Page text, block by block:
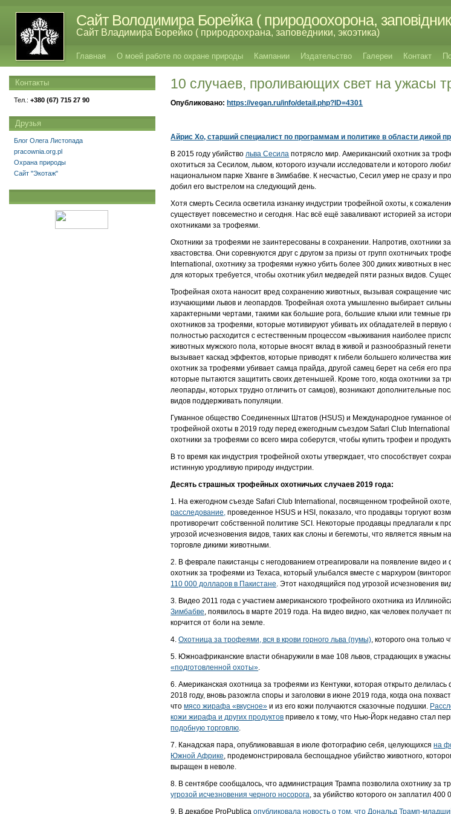
Сайт Володимира Борейка ( природоохорона,
Сайт Владимира Борейко ( природоохрана, заповедники, экоэтика)
Главная О моей работе по охране природы Кампании Издательство Галереи Контакт
10 случаев, проливающих свет на ужасы
Опубликовано: https://vegan.ru/info/detail.php?ID=4301
Айрис Хо, старший специалист по программам и политике в области дикой
В 2015 году убийствольва Сесила потрясло мир. Американский охотник за
охотиться за Сесилом, львом, которого изучали исследователи и которого
национальном парке Хванге в Зимбабве. К несчастью, Сесил умер не сразу и
добил его выстрелом на следующий день.
Хотя смерть Сесила осветила изнанку индустрии трофейной охоты, к
существует повсеместно и сегодня. Нас всё ещё заваливают историей за
охотниками за трофеями.
Охотники за трофеями не заинтересованы в сохранении. Напротив, охотники
хвастовства. Они соревнуются друг с другом за призы от групп охотничьих
International, охотнику за трофеями нужно убить более 300 диких животных в
для которых требуется, чтобы охотник убил медведей пяти разных видов.
Трофейная охота наносит вред сохранению животных, вызывая сокращение
изучающими львов и леопардов. Трофейная охота умышленно выбирает
характерными чертами, такими как большие рога, большие клыки или темные
охотников за трофеями, которые мотивируют убивать их обладателей в
полностью расходится с естественным процессом «выживания наиболее
животных мужского пола, которые вносят вклад в живой и разнообразный
вызывает каскад эффектов, которые приводят к гибели большего количества
охотник за трофеями убивает самца прайда, другой самец берет на себя его
которые пытаются защитить своих детенышей. Кроме того, когда охотники за
леопарды, которых трудно отличить от самцов), возникают дополнительные
видов поддерживать популяции.
Гуманное общество Соединенных Штатов (HSUS) и Международное гуманное
трофейной охоты в 2019 году перед ежегодным съездом Safari Club
охотники за трофеями со всего мира соберутся, чтобы купить трофеи и
В то время как индустрия трофейной охоты утверждает, что способствует
истинную уродливую природу индустрии.
Десять страшных трофейных охотничьих случаев 2019 года:
1. На ежегодном съезде Safari Club International, посвященном трофейной
расследование, проведенное HSUS и HSI, показало, что продавцы торгуют
противоречит собственной политике SCI. Некоторые продавцы предлагали к
угрозой исчезновения видов, таких как слоны и бегемоты, что является явным
торговле дикими животными.
2. В феврале пакистанцы с негодованием отреагировали на появление видео
охотник за трофеями из Техаса, который улыбался вместе с мархуром
110 000 долларов в Пакистане. Этот находящийся под угрозой исчезновения
3. Видео 2011 года с участием американского трофейного охотника из
Зимбабве, появилось в марте 2019 года. На видео видно, как человек
корчится от боли на земле.
4.Охотница за трофеями, вся в крови горного льва (пумы), которого она только
5. Южноафриканские власти обнаружили в мае 108 львов, страдающих в
«подготовленной охоты».
6. Американская охотница за трофеями из Кентукки, которая открыто
2018 году, вновь разожгла споры и заголовки в июне 2019 года, когда она
чтомясо жирафа «вкусное» и из его кожи получаются сказочные подушки.
кожи жирафа и других продуктов привело к тому, что Нью-Йорк недавно стал
подобную торговлю.
7. Канадская пара, опубликовавшая в июле фотографию себя, целующихсяна
Южной Африке, продемонстрировала беспощадное убийство животного,
выращен в неволе.
8. В сентябре сообщалось, что администрация Трампа позволила охотнику за
угрозой исчезновения черного носорога, за убийство которого он заплатил
9. В декабре ProPublicaопубликовала новость о том, что Дональд Трамп-
Контакты
Тел.: +380 (67) 715 27 90
Друзья
Блог Олега Листопада
pracownia.org.pl
Охрана природы
Сайт "Экотаж"